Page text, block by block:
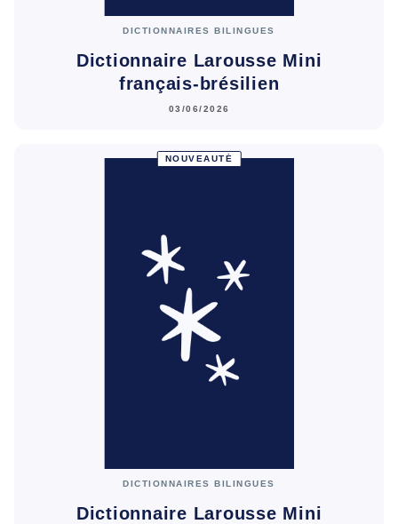
DICTIONNAIRES BILINGUES
Dictionnaire Larousse Mini
français-brésilien
03/06/2026
NOUVEAUTÉ
DICTIONNAIRES BILINGUES
Dictionnaire Larousse Mini